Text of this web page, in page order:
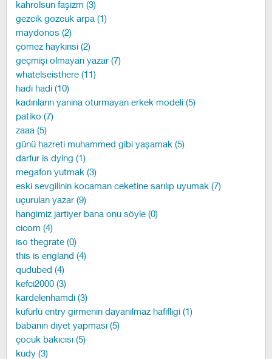
kahrolsun faşizm (3)
gezcik gozcuk arpa (1)
maydonos (2)
çömez haykırısi (2)
geçmişi olmayan yazar (7)
whatelseisthere (11)
hadi hadi (10)
kadınların yanina oturmayan erkek modeli (5)
patiko (7)
zaaa (5)
günü hazreti muhammed gibi yaşamak (5)
darfur is dying (1)
megafon yutmak (3)
eski sevgilinin kocaman ceketine sarılıp uyumak (7)
uçurulan yazar (9)
hangimiz jartiyer bana onu söyle (0)
cicom (4)
iso thegrate (0)
this is england (4)
qudubed (4)
kefci2000 (3)
kardelenhamdi (3)
küfürlu entry girmenin dayanılmaz hafifligi (1)
babanın diyet yapması (5)
çocuk bakıcısı (5)
kudy (3)